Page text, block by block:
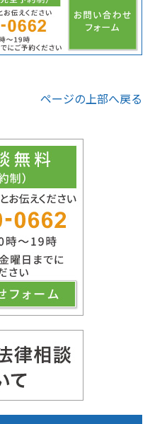
ページの上部へ戻る